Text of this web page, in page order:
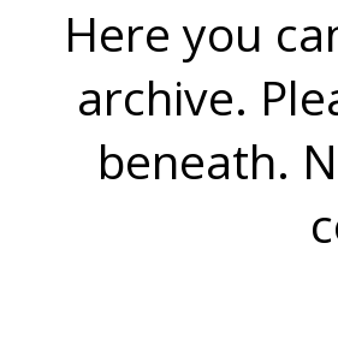
Here you
archive.
beneath.